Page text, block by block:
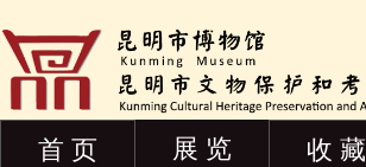
首 页 展 览 收 藏